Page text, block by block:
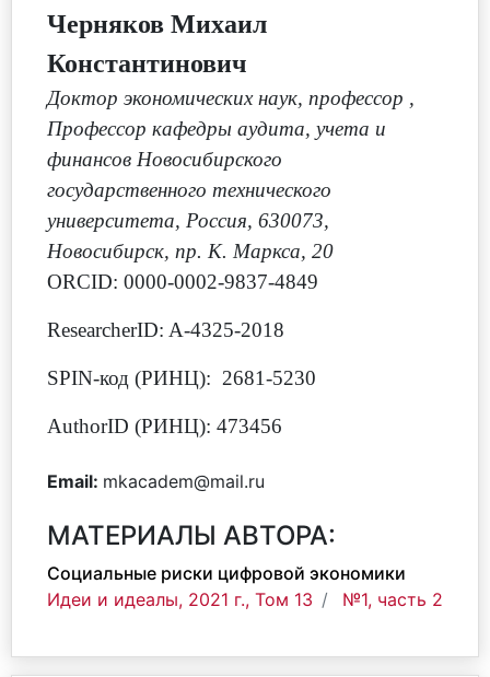
Черняков Михаил
Константинович
Доктор экономических наук, профессор ,
Профессор кафедры аудита, учета и
финансов Новосибирского
государственного технического
университета, Россия, 630073,
Новосибирск, пр. К. Маркса, 20
ORCID: 0000-0002-9837-4849
ResearcherID: A-4325-2018
SPIN-код (РИНЦ): 2681-5230
AuthorID (РИНЦ): 473456
Email: mkacadem@mail.ru
МАТЕРИАЛЫ АВТОРА:
Социальные риски цифровой экономики
Идеи и идеалы, 2021 г., Том 13
№1, часть 2